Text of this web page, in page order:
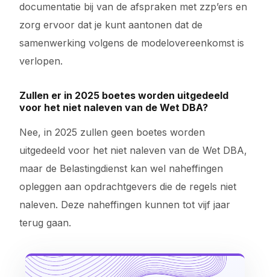
documentatie bij van de afspraken met zzp’ers en
zorg ervoor dat je kunt aantonen dat de
samenwerking volgens de modelovereenkomst is
verlopen.
Zullen er in 2025 boetes worden uitgedeeld
voor het niet naleven van de Wet DBA?
Nee, in 2025 zullen geen boetes worden
uitgedeeld voor het niet naleven van de Wet DBA,
maar de Belastingdienst kan wel naheffingen
opleggen aan opdrachtgevers die de regels niet
naleven. Deze naheffingen kunnen tot vijf jaar
terug gaan.